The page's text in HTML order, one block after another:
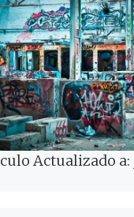
Actualizado